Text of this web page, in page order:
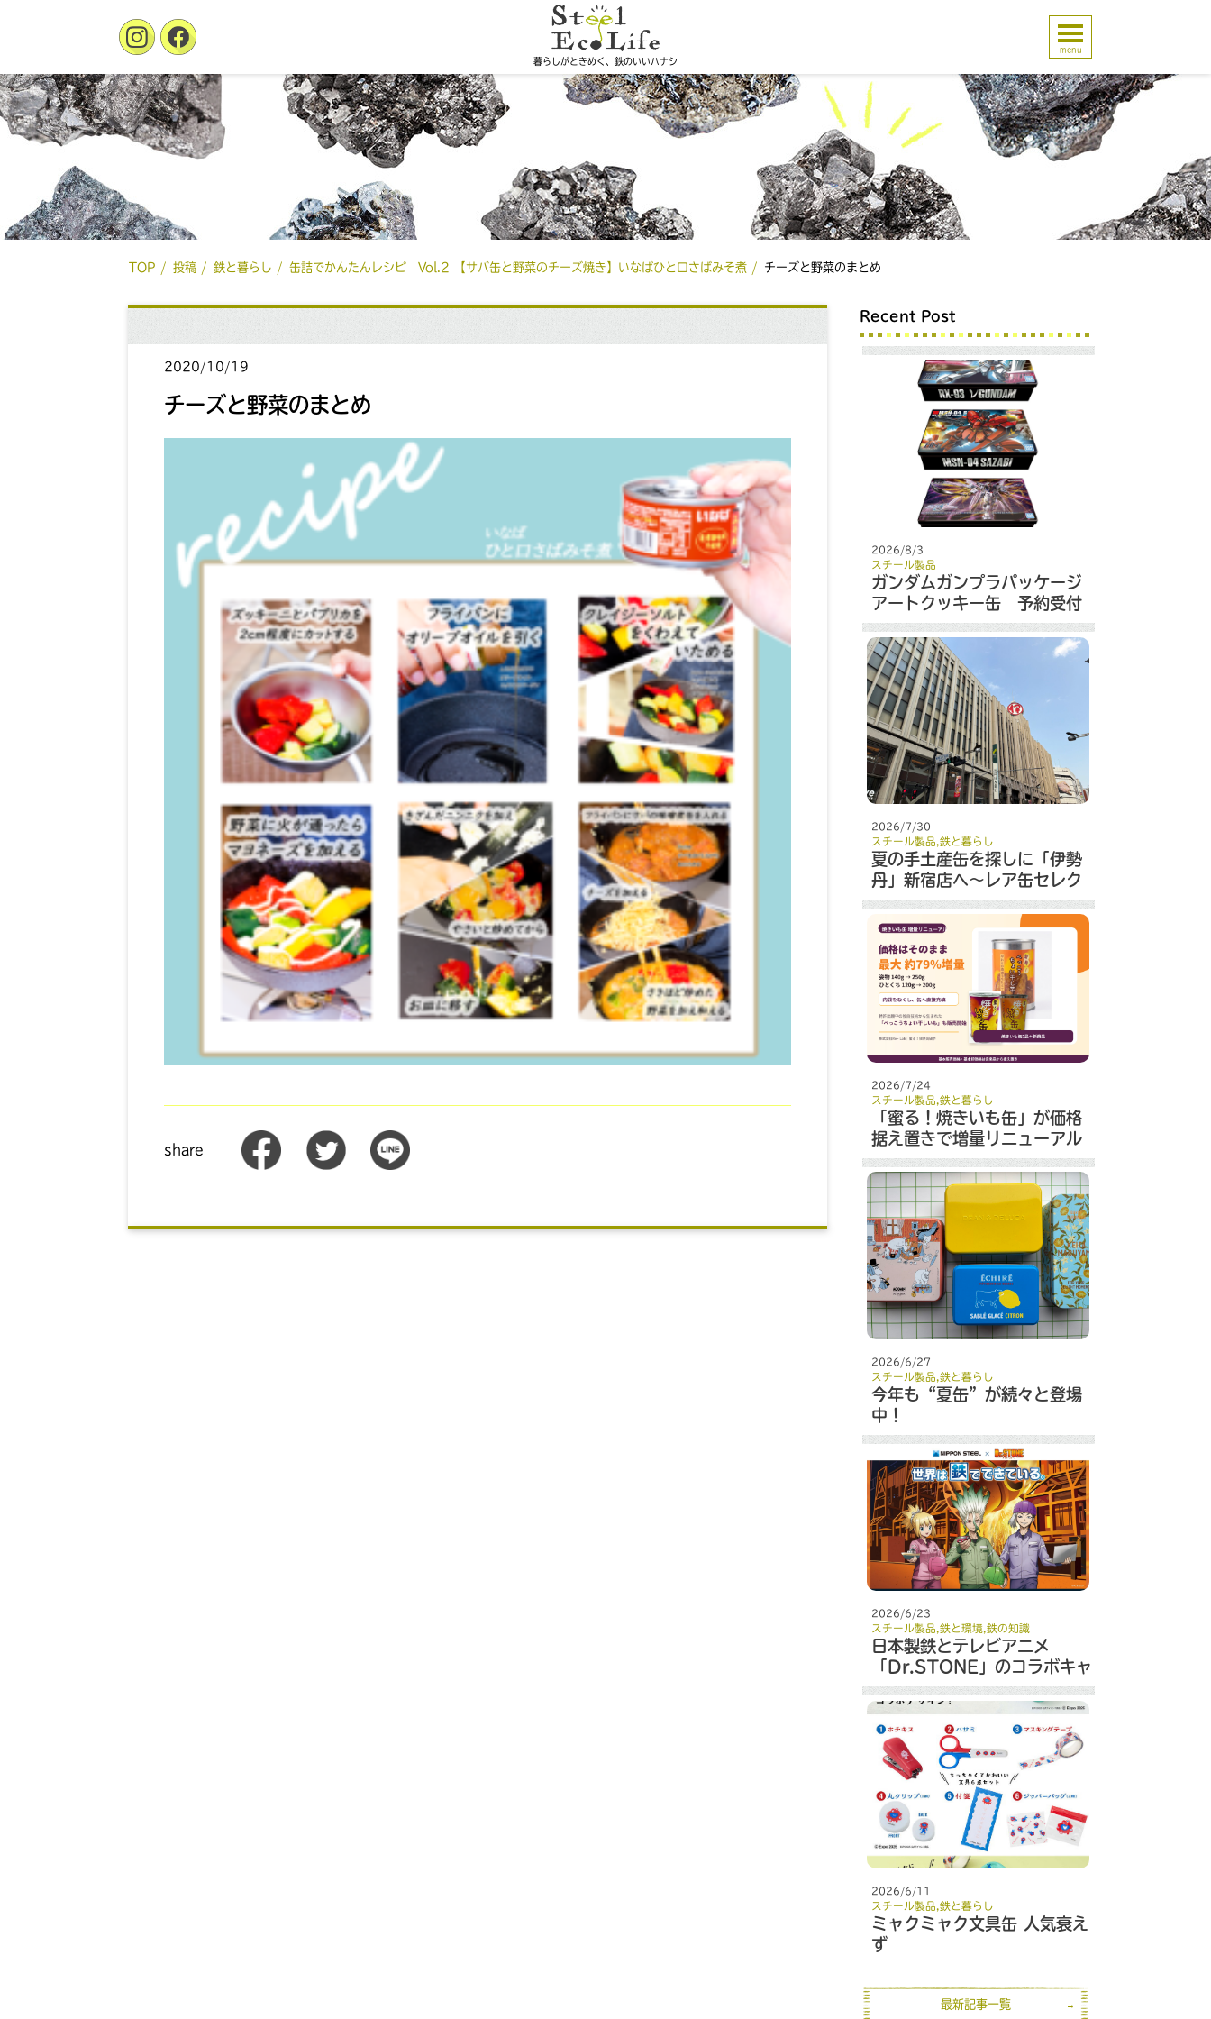
暮らしがときめく、鉄のいいハナシ
menu
TOP 投稿 鉄と暮らし 缶詰でかんたんレシピ Vol.2 【サバ缶と野菜のチーズ焼き】いなばひと口さばみそ煮 チーズと野菜のまとめ
2020/10/19
チーズと野菜のまとめ
share
Recent Post
2026/8/3
スチール製品
ガンダムガンプラパッケージ
アートクッキー缶 予約受付
開始
2026/7/30
スチール製品,鉄と暮らし
夏の手土産缶を探しに「伊勢
丹」新宿店へ～レア缶セレク
ト～
2026/7/24
スチール製品 鉄と暮らし
「蜜る！焼きいも缶」が価格
据え置きで増量リニューアル
2026/6/27
スチール製品 鉄と暮らし
今年も“夏缶”が続々と登場
中！
2026/6/23
スチール製品 鉄と環境, 鉄の知識
日本製鉄とテレビアニメ
「Dr.STONE」のコラボキャ
ンペーン
2026/6/11
スチール製品 鉄と暮らし
ミャクミャク文具缶 人気衰え
ず
最新記事一覧